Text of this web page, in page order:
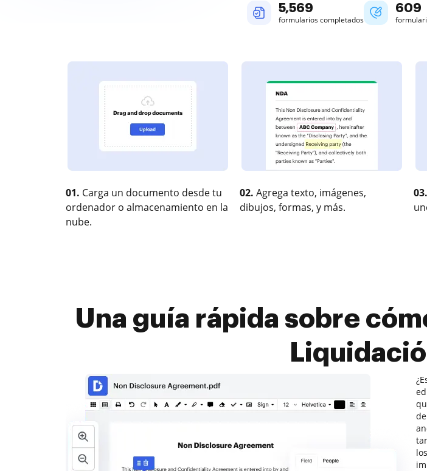
5,570
formularios completados
609
01. Carga un documento desde tu
ordenador o almacenamiento en la
nube.
02. Agrega texto, imágenes,
dibujos, formas, y más.
03.
Una guía rápida sobre